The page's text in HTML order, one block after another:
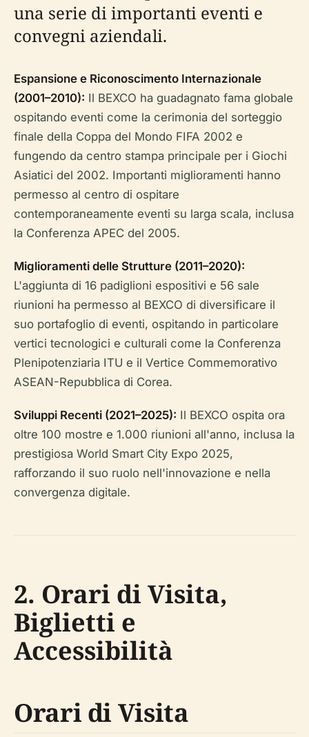
una serie di importanti eventi e
convegni aziendali.
Espansione e Riconoscimento Internazionale
(2001–2010): Il BEXCO ha guadagnato fama globale
ospitando eventi come la cerimonia del sorteggio
finale della Coppa del Mondo FIFA 2002 e
fungendo da centro stampa principale per i Giochi
Asiatici del 2002. Importanti miglioramenti hanno
permesso al centro di ospitare
contemporaneamente eventi su larga scala, inclusa
la Conferenza APEC del 2005.
Miglioramenti delle Strutture (2011–2020):
L'aggiunta di 16 padiglioni espositivi e 56 sale
riunioni ha permesso al BEXCO di diversificare il
suo portafoglio di eventi, ospitando in particolare
vertici tecnologici e culturali come la Conferenza
Plenipotenziaria ITU e il Vertice Commemorativo
ASEAN-Repubblica di Corea.
Sviluppi Recenti (2021–2025): Il BEXCO ospita ora
oltre 100 mostre e 1.000 riunioni all'anno, inclusa la
prestigiosa World Smart City Expo 2025,
rafforzando il suo ruolo nell'innovazione e nella
convergenza digitale.
2. Orari di Visita,
Biglietti e
Accessibilità
Orari di Visita